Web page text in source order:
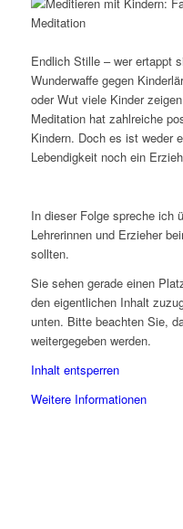
Endlich Stille – wer ertappt
Wunderwaffe gegen
oder Wut viele Kinder
Meditation hat zahlreiche
Kindern. Doch es ist weder
Lebendigkeit noch ein
In dieser Folge spreche ich
Lehrerinnen und Erzieher
sollten.
Sie sehen gerade einen
den eigentlichen Inhalt
unten. Bitte beachten Sie,
weitergegeben werden.
Inhalt entsperren
Weitere Informationen